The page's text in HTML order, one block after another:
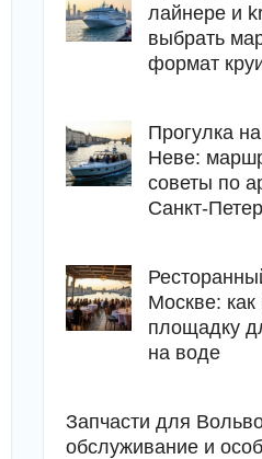
лайнере и
выбрать
формат
Прогулка
Неве:
советы по
Санкт-
Москве:
площадку
на воде
Запчасти для
обслуживание и